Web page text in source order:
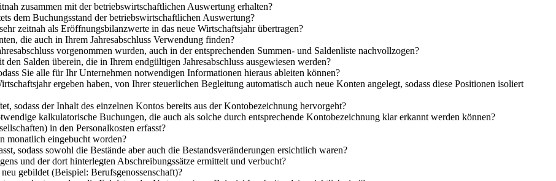
zusammen mit der betriebswirtschaftlichen Auswertung erhalten?
dem Buchungsstand der betriebswirtschaftlichen Auswertung?
zeitnah als Eröffnungsbilanzwerte in das neue Wirtschaftsjahr übertragen?
die auch in Ihrem Jahresabschluss Verwendung finden?
vorgenommen wurden, auch in der entsprechenden Summen- und Saldenliste nachvollzogen?
Salden überein, die in Ihrem endgültigen Jahresabschluss ausgewiesen werden?
Sie alle für Ihr Unternehmen notwendigen Informationen hieraus ableiten können?
ergeben haben, von Ihrer steuerlichen Begleitung automatisch auch neue Konten angelegt, sodass diese Positionen isoliert
sodass der Inhalt des einzelnen Kontos bereits aus der Kontobezeichnung hervorgeht?
kalkulatorische Buchungen, die auch als solche durch entsprechende Kontobezeichnung klar erkannt werden können?
in den Personalkosten erfasst?
monatlich eingebucht worden?
sodass sowohl die Bestände aber auch die Bestandsveränderungen ersichtlich waren?
und der dort hinterlegten Abschreibungssätze ermittelt und verbucht?
gebildet (Beispiel: Berufsgenossenschaft)?